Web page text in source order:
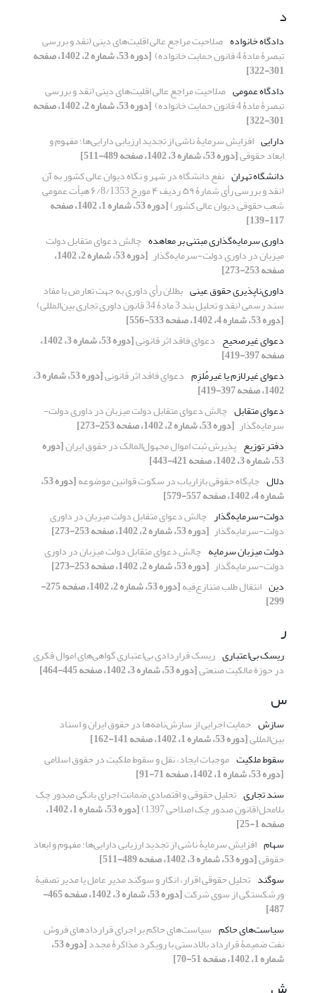
د
دادگاه خانواده صلاحیت مراجع عالی اقلیت‌های دینی (نقد و بررسی
تبصرۀ مادۀ 4 ‏قانون حمایت خانواده) ‏ [دوره 53، شماره 2، 1402، صفحه
301-322]
دادگاه عمومی صلاحیت مراجع عالی اقلیت‌های دینی (نقد و بررسی
تبصرۀ مادۀ 4 ‏قانون حمایت خانواده) ‏ [دوره 53، شماره 2، 1402، صفحه
301-322]
دارایی افزایش سرمایۀ ناشی از تجدید ارزیابی دارایی‌ها؛ مفهوم و
ابعاد حقوقی[دوره 53، شماره 3، 1402، صفحه 489-511]
دانشگاه تهران نفع دانشگاه در شهر و نگاه دیوان عالی کشور به آن
‏(نقد و بررسی رأی شمارۀ ۵۹ ردیف ۴ مورخ ۶/8/1353 هیأت ‏عمومی
شعب حقوقی دیوان عالی کشور)‏ [دوره 53، شماره 1، 1402، صفحه
117-139]
داوری سرمایه‌گذاری مبتنی بر معاهده چالش دعوای متقابل دولت
میزبان در داوری دولت-سرمایه‌گذار ‏ ‏ [دوره 53، شماره 2، 1402،
صفحه 253-273]
داوری‌ناپذیری حقوق عینی بطلان رأی داوری به جهت تعارض با مفاد
سند رسمی (نقد و تحلیل بند 3 مادۀ 34 قانون داوری تجاری بین‌المللی)
[دوره 53، شماره 4، 1402، صفحه 533-556]
دعوای غیرصحیح دعوای فاقد اثر قانونی [دوره 53، شماره 3، 1402،
صفحه 397-419]
دعوای غیرلازم یا غیرمُلزِم دعوای فاقد اثر قانونی [دوره 53، شماره 3،
1402، صفحه 397-419]
دعوای متقابل چالش دعوای متقابل دولت میزبان در داوری دولت-
سرمایه‌گذار ‏ ‏ [دوره 53، شماره 2، 1402، صفحه 253-273]
دفتر توزیع پذیرش ثبت اموال مجهول‌المالک در حقوق ایران[دوره
53، شماره 3، 1402، صفحه 421-443]
دلال جایگاه حقوقی بازاریاب در سکوت قوانین موضوعه [دوره 53،
شماره 4، 1402، صفحه 557-579]
دولت-سرمایه‌گذار چالش دعوای متقابل دولت میزبان در داوری
دولت-سرمایه‌گذار ‏ ‏ [دوره 53، شماره 2، 1402، صفحه 253-273]
دولت میزبان سرمایه چالش دعوای متقابل دولت میزبان در داوری
دولت-سرمایه‌گذار ‏ ‏ [دوره 53، شماره 2، 1402، صفحه 253-273]
دین انتقال طلب متنازع‌فیه [دوره 53، شماره 2، 1402، صفحه 275-
299]
ر
ریسک بی‌اعتباری ریسک قراردادی بی‌اعتباری گواهی‌های اموال فکری
در حوزة مالکیت صنعتی[دوره 53، شماره 3، 1402، صفحه 445-464]
س
سازش حمایت اجرایی از سازش‌نامه‌ها در حقوق ایران و اسناد
بین‌المللی[دوره 53، شماره 1، 1402، صفحه 141-162]
سقوط ملکیت موجبات ایجاد، نقل و سقوط ملکیت در حقوق اسلامی
[دوره 53، شماره 1، 1402، صفحه 71-91]
سند تجاری تحلیل حقوقی و اقتصادی ضمانت اجرای بانکی صدور چک
بلامحل(قانون صدور چک اصلاحی 1397) [دوره 53، شماره 1، 1402،
صفحه 1-25]
سهام افزایش سرمایۀ ناشی از تجدید ارزیابی دارایی‌ها؛ مفهوم و ابعاد
حقوقی[دوره 53، شماره 3، 1402، صفحه 489-511]
سوگند تحلیل حقوقی اقرار، انکار و سوگند مدیر عامل یا مدیر تصفیۀ
ورشکستگی از سوی شرکت [دوره 53، شماره 3، 1402، صفحه 465-
487]
سیاست‌های حاکم سیاست‌های حاکم بر اجرای قراردادهای فروش
نفت ضمیمۀ قرارداد بالادستی با رویکرد مذاکرۀ مجدد [دوره 53،
شماره 1، 1402، صفحه 51-70]